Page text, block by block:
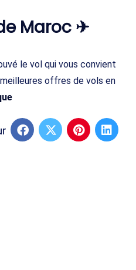
Maroc ✈
le vol qui vous convient
offres de vols en